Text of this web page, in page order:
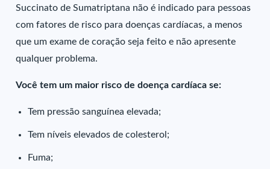
Succinato de Sumatriptana não é indicado para pessoas
com fatores de risco para doenças cardíacas, a menos
que um exame de coração seja feito e não apresente
qualquer problema.
Você tem um maior risco de doença cardíaca se:
Tem pressão sanguínea elevada;
Tem níveis elevados de colesterol;
Fuma;